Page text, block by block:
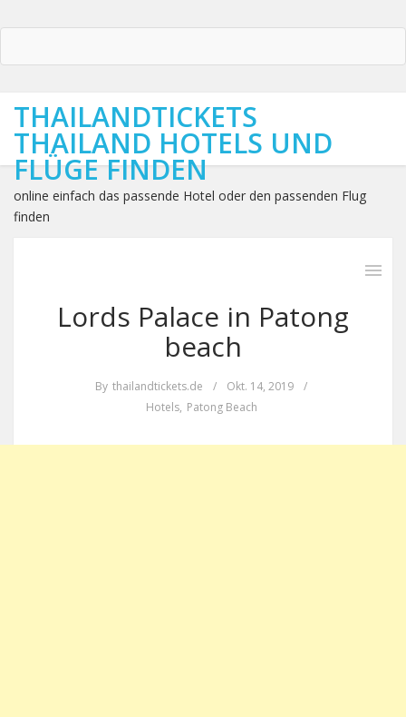
THAILANDTICKETS
THAILAND HOTELS UND
FLÜGE FINDEN
online einfach das passende Hotel oder den passenden Flug
finden
Lords Palace in Patong
beach
By thailandtickets.de / Okt. 14, 2019
/
Hotels, Patong Beach